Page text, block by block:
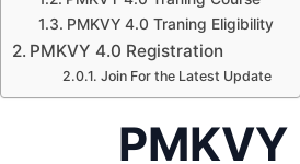
PMKVY 4.0 Traning Eligibility
PMKVY 4.0 Registration
Join For the Latest Update